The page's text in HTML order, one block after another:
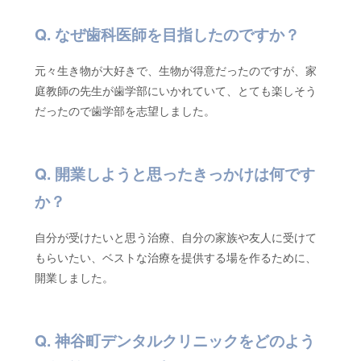
なぜ歯科医師を目指したのですか？
元々生き物が大好きで、生物が得意だったのですが、家
庭教師の先生が歯学部にいかれていて、とても楽しそう
だったので歯学部を志望しました。
開業しようと思ったきっかけは何です
か？
自分が受けたいと思う治療、自分の家族や友人に受けて
もらいたい、ベストな治療を提供する場を作るために、
開業しました。
神谷町デンタルクリニックをどのよう